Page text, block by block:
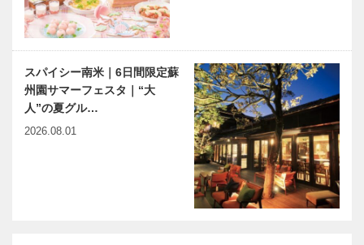
スパイシー南米｜6日間限定蘇
州園サマーフェスタ｜“大
人”の夏グル…
2026.08.01